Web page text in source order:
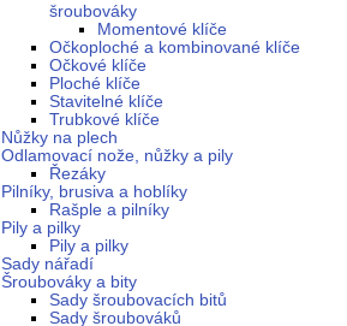
šroubováky
Momentové klíče
Očkoploché a kombinované klíče
Očkové klíče
Ploché klíče
Stavitelné klíče
Trubkové klíče
Nůžky na plech
Odlamovací nože, nůžky a pily
Řezáky
Pilníky, brusiva a hoblíky
Rašple a pilníky
Pily a pilky
Pily a pilky
Sady nářadí
Šroubováky a bity
Sady šroubovacích bitů
Sady šroubováků